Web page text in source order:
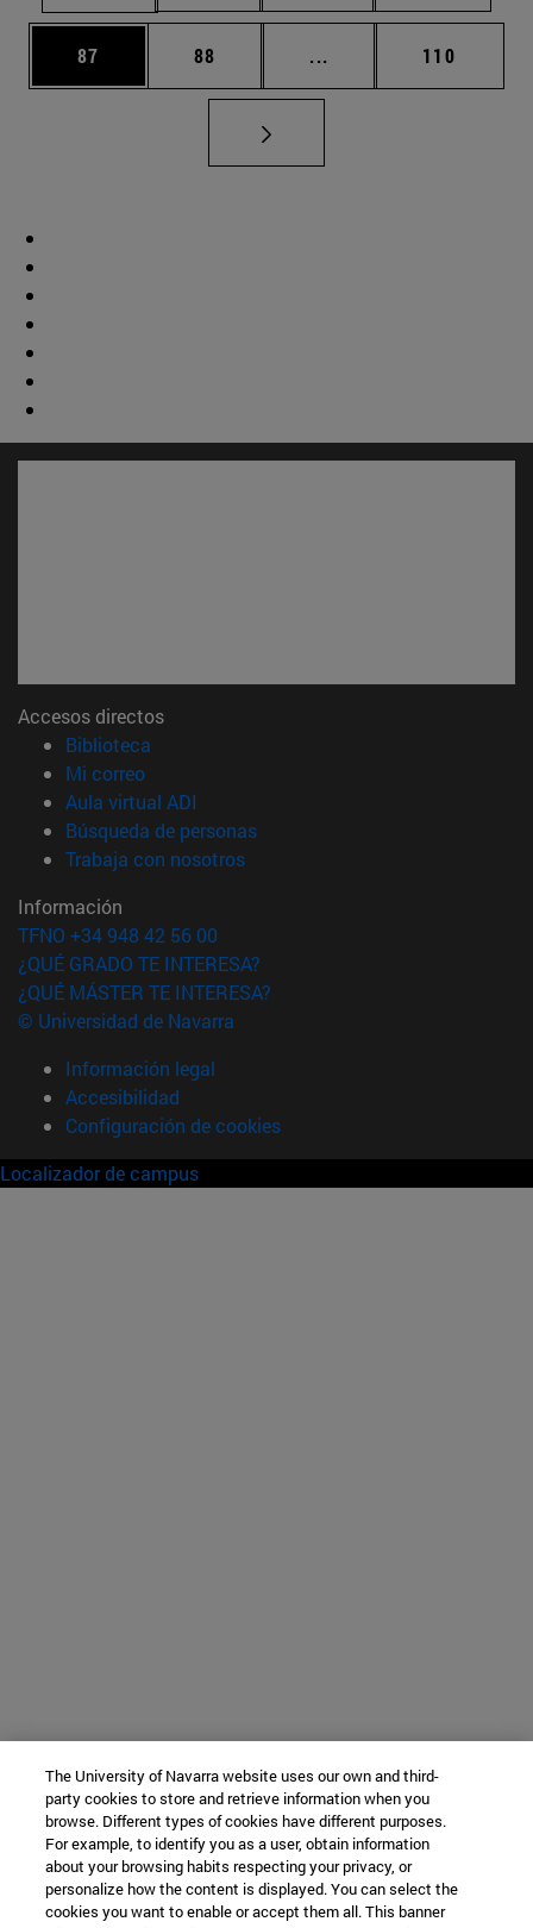
Página
87 Página
88 ... Páginas intermedias
Página
110
Accesos directos
Biblioteca
Mi correo(abre en nueva ventana)
Aula virtual ADI
Búsqueda de personas(abre en nueva ventana)
Trabaja con nosotros(abre en nueva ventana)
Información
TFNO +34 948 42 56 00
¿QUÉ GRADO TE INTERESA?
¿QUÉ MÁSTER TE INTERESA?
© Universidad de Navarra
Información legal
Accesibilidad
Configuración de cookies
Localizador de campus
The University of Navarra website uses our own and third-
party cookies to store and retrieve information when you
browse. Different types of cookies have different purposes.
For example, to identify you as a user, obtain information
about your browsing habits respecting your privacy, or
personalize how the content is displayed. You can select the
cookies you want to enable or accept them all. This banner